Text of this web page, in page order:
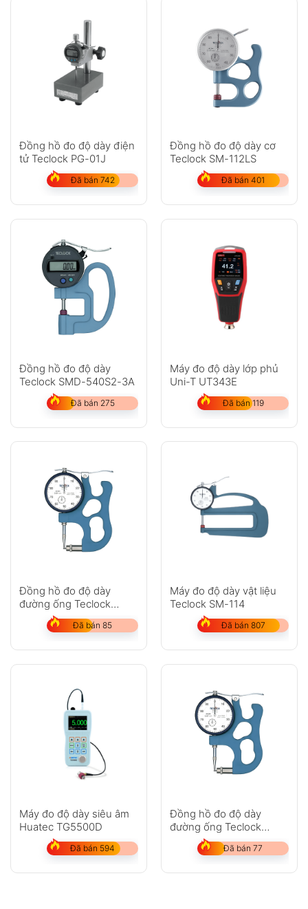
Đồng hồ đo độ dày điện
tử Teclock PG-01J
Đã bán 742
Đồng hồ đo độ dày cơ
Teclock SM-112LS
Đã bán 401
Đồng hồ đo độ dày
Teclock SMD-540S2-3A
Đã bán 275
Máy đo độ dày lớp phủ
Uni-T UT343E
Đã bán 119
Đồng hồ đo độ dày
đường ống Teclock
TPM-617
Đã bán 85
Máy đo độ dày vật liệu
Teclock SM-114
Đã bán 807
Máy đo độ dày siêu âm
Huatec TG5500D
Đã bán 594
Đồng hồ đo độ dày
đường ống Teclock
TPM-618
Đã bán 77